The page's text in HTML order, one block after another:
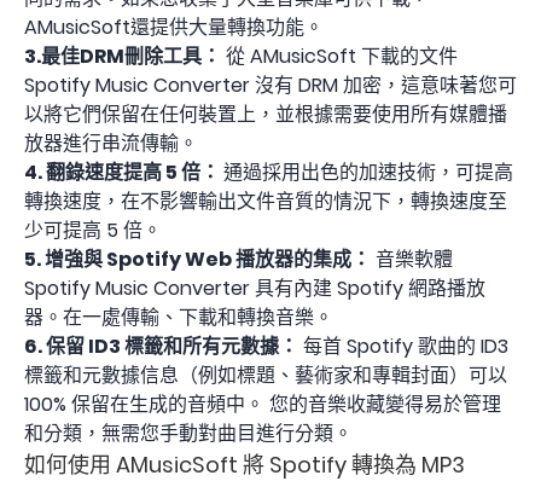
AMusicSoft還提供大量轉換功能。
3.最佳DRM刪除工具： 從 AMusicSoft 下載的文件
Spotify Music Converter 沒有 DRM 加密，這意味著您可
以將它們保留在任何裝置上，並根據需要使用所有媒體播
放器進行串流傳輸。
4. 翻錄速度提高 5 倍： 通過採用出色的加速技術，可提高
轉換速度，在不影響輸出文件音質的情況下，轉換速度至
少可提高 5 倍。
5. 增強與 Spotify Web 播放器的集成： 音樂軟體
Spotify Music Converter 具有內建 Spotify 網路播放
器。在一處傳輸、下載和轉換音樂。
6. 保留 ID3 標籤和所有元數據： 每首 Spotify 歌曲的 ID3
標籤和元數據信息（例如標題、藝術家和專輯封面）可以
100% 保留在生成的音頻中。 您的音樂收藏變得易於管理
和分類，無需您手動對曲目進行分類。
如何使用 AMusicSoft 將 Spotify 轉換為 MP3